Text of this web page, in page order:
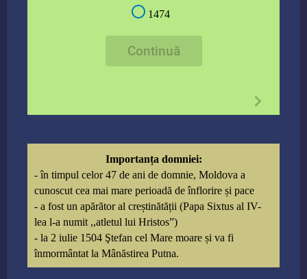
1474
Continuă
Importanța domniei:
- în timpul celor 47 de ani de domnie, Moldova a
cunoscut cea mai mare perioadă de înflorire și pace
- a fost un apărător al creștinătății (Papa Sixtus al IV-
lea l-a numit ,,atletul lui Hristos”)
- la 2 iulie 1504 Ştefan cel Mare moare și va fi
înmormântat la Mânăstirea Putna.